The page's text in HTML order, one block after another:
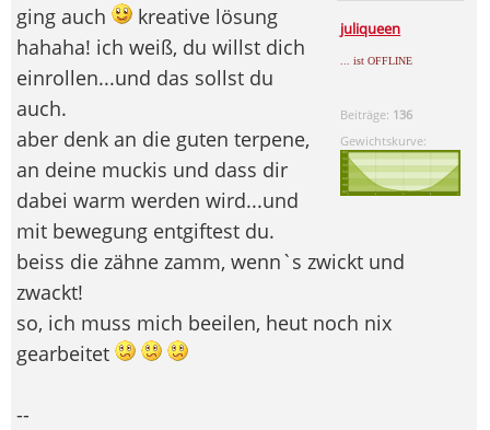
juliqueen
... ist OFFLINE
Beiträge: 136
Gewichtskurve:
ging auch
kreative lösung
hahaha! ich weiß, du willst dich
einrollen...und das sollst du
auch.
aber denk an die guten terpene,
an deine muckis und dass dir
dabei warm werden wird...und
mit bewegung entgiftest du.
beiss die zähne zamm, wenn`s zwickt und
zwackt!
so, ich muss mich beeilen, heut noch nix
gearbeitet
--